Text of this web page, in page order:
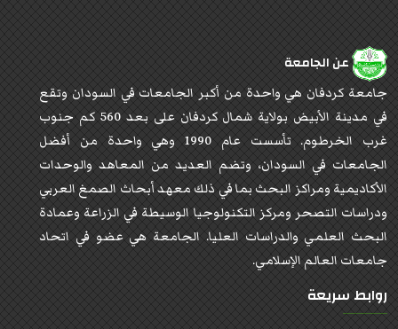
عن الجامعة
جامعة كردفان هي واحدة من أكبر الجامعات في السودان وتقع
في مدينة الأبيض بولاية شمال كردفان على بعد 560 كم جنوب
غرب الخرطوم. تأسست عام 1990 وهي واحدة من أفضل
الجامعات في السودان، وتضم العديد من المعاهد والوحدات
الأكاديمية ومراكز البحث بما في ذلك معهد أبحاث الصمغ العربي
ودراسات التصحر ومركز التكنولوجيا الوسيطة في الزراعة وعمادة
البحث العلمي والدراسات العليا. الجامعة هي عضو في اتحاد
جامعات العالم الإسلامي.
روابط سريعة